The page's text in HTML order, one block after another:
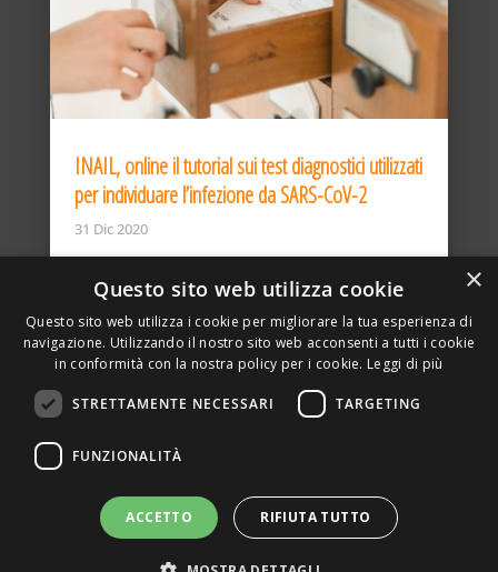
INAIL, online il tutorial sui test diagnostici utilizzati
per individuare l’infezione da SARS-CoV-2
31 Dic 2020
DELLA TORRE, 15 – 20127 – MILANO – P. IVA
SITO REALIZZATO DA GRAFICAEFOTO WEB AGENCY –
PARTNER SINTEL
×
Questo sito web utilizza cookie
Questo sito web utilizza i cookie per migliorare la tua esperienza di
navigazione. Utilizzando il nostro sito web acconsenti a tutti i cookie
in conformità con la nostra policy per i cookie. Leggi di più
STRETTAMENTE NECESSARI TARGETING
FUNZIONALITÀ
ACCETTO RIFIUTA TUTTO